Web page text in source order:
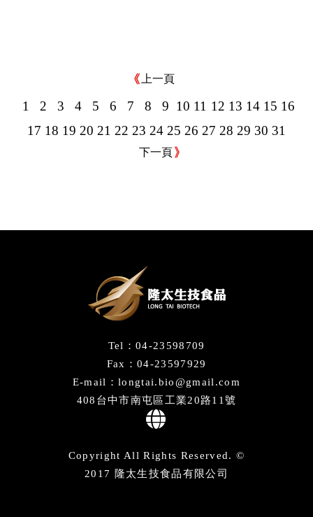
上一頁
1 2 3 4 5 6 7 8 9 10 11 12 13 14 15 16
17 18 19 20 21 22 23 24 25 26 27 28 29 30 31
下一頁
Tel：04-23598709
Fax：04-23597929
E-mail：longtai.bio@gmail.com
408台中市南屯區工業20路11號
Copyright All Rights Reserved. ©
2017 隆太生技食品有限公司